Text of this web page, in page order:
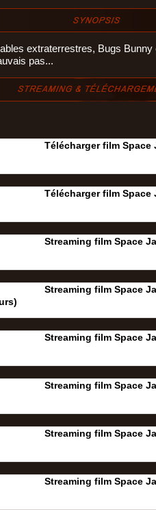
extraterrestres, Bugs
pas...
Télécharger film Space
Télécharger film Space
Streaming film Space
Streaming film Space
Streaming film Space
Streaming film Space
Streaming film Space
Streaming film Space